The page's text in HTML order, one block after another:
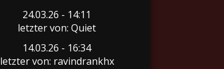
24.03.26 - 14:11
letzter von: Quiet
14.03.26 - 16:34
letzter von: ravindrankhx